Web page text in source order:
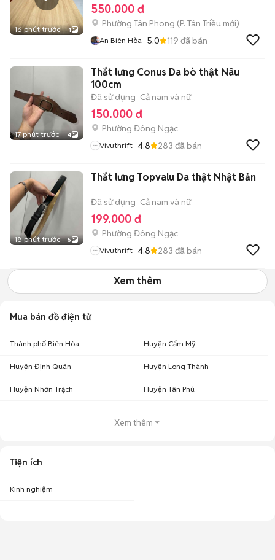
16 phút trước 1
550.000 đ
Phường Tân Phong (P. Tân Triều mới)
An Biên Hòa 5.0 119 đã bán
17 phút trước 4
Thắt lưng Conus Da bò thật Nâu
100cm
Đã sử dụng Cả nam và nữ
150.000 đ
Phường Đông Ngạc
Vivuthrift 4.8 283 đã bán
18 phút trước 5
Thắt lưng Topvalu Da thật Nhật Bản
Đã sử dụng Cả nam và nữ
199.000 đ
Phường Đông Ngạc
Vivuthrift 4.8 283 đã bán
Xem thêm
Mua bán đồ điện tử
Thành phố Biên Hòa Huyện Cẩm Mỹ
Huyện Định Quán Huyện Long Thành
Huyện Nhơn Trạch Huyện Tân Phú
Xem thêm
Tiện ích
Kinh nghiệm